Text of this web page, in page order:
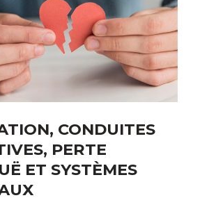
CONDUITES
PERTE
ET SYSTÈMES